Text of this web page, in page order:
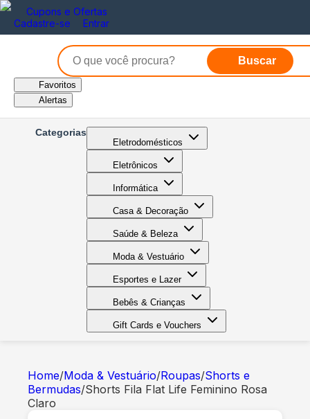
Cupons e Ofertas
Cadastre-se
Entrar
Buscar
Favoritos
Alertas
Categorias
Eletrodomésticos
Eletrônicos
Informática
Casa & Decoração
Saúde & Beleza
Moda & Vestuário
Esportes e Lazer
Bebês & Crianças
Gift Cards e Vouchers
Home/Moda & Vestuário/Roupas/Shorts e
Bermudas/Shorts Fila Flat Life Feminino Rosa
Claro